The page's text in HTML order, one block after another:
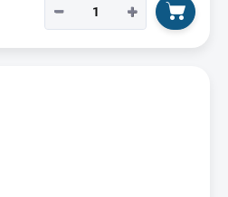
+
−